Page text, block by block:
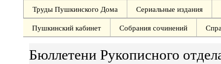
Труды Пушкинского Дома
Сериальные издания
Пушкинский кабинет
Собрания сочинений
Бюллетени Рукописного